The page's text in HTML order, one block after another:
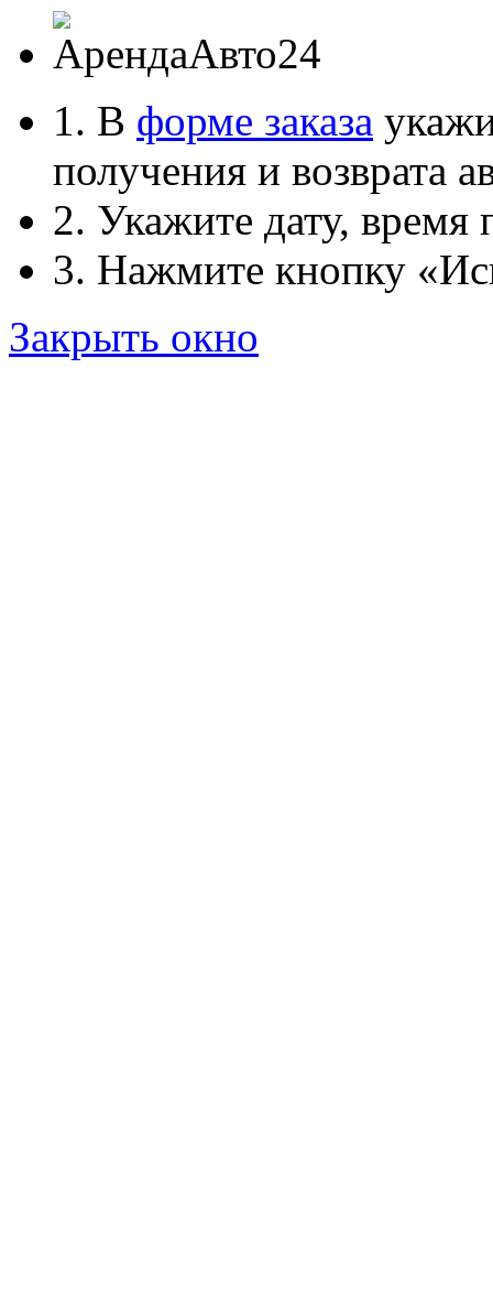
1. В форме заказа
получения и возврата
2. Укажите дату, время
3. Нажмите кнопку
Закрыть окно